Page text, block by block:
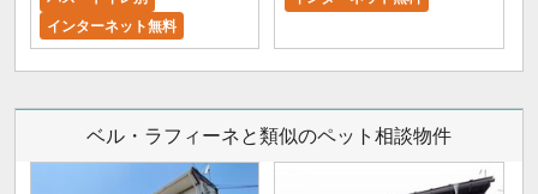
インターネット無料
ベル・ラフィーネと類似のペット相談物件